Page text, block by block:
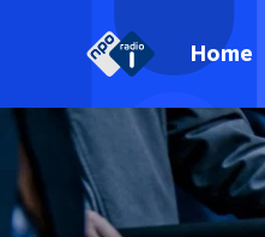
Home